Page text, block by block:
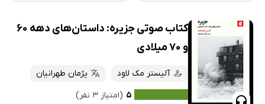
تازه‌ها
پرفروش‌ها
پربحث‌ها
همه کتاب‌ها
کتاب‌های صوتی
کتاب‌های متنی
کتاب صوتی جزیره: داستان‌های دهه 60
و 70 میلادی
آلیستر مک لاود
پژمان طهرانیان
۵ (امتیاز ۳ نفر)